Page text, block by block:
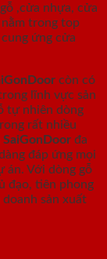
,cửa nhựa, cửa
trong top
ứng cửa
còn có
lĩnh vực sản
tự nhiên dòng
rất nhiều
SaiGonDoor đa
đáp ứng mọi
án. Với dòng gỗ
đạo, tiên phong
sản xuất